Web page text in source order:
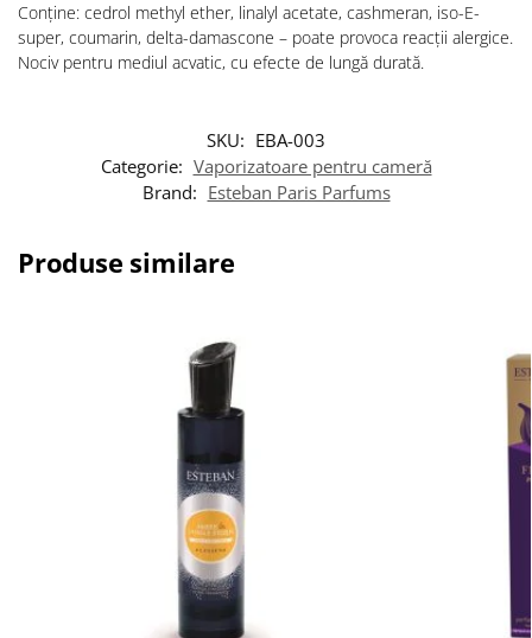
Conține: cedrol methyl ether, linalyl acetate, cashmeran, iso-E-
super, coumarin, delta-damascone – poate provoca reacții alergice.
Nociv pentru mediul acvatic, cu efecte de lungă durată.
SKU: EBA-003
Categorie: Vaporizatoare pentru cameră
Brand: Esteban Paris Parfums
Produse similare